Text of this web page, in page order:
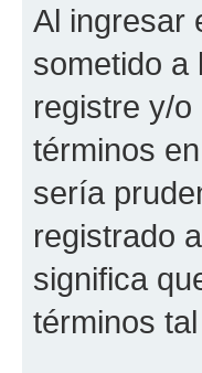
Al ingresar
sometido a
registre y/
términos
sería
registrado
significa
términos